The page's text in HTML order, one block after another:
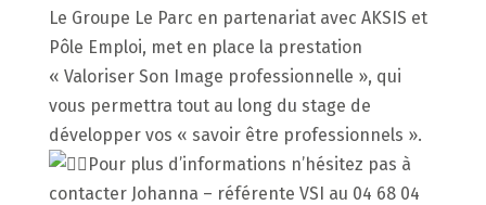
Le Groupe Le Parc en partenariat avec AKSIS et
Pôle Emploi, met en place la prestation
« Valoriser Son Image professionnelle », qui
vous permettra tout au long du stage de
développer vos « savoir être professionnels ».
Pour plus d’informations n’hésitez pas à
contacter Johanna – référente VSI au 04 68 04